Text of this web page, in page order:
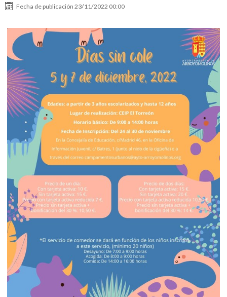
Fecha de publicación 23/11/2022 00:00